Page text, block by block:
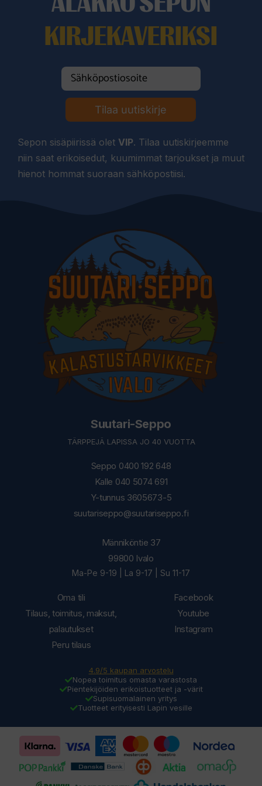
KIRJEKAVERIKSI
Tilaa uutiskirje
Sepon sisäpiirissä olet VIP. Tilaa uutiskirjeemme
niin saat erikoisedut, kuumimmat tarjoukset ja muut
hienot hommat suoraan sähköpostiisi.
Suutari-Seppo
TÄRPPEJÄ LAPISSA JO 40 VUOTTA
Seppo 0400 192 648
Kalle 040 5074 691
Y-tunnus 3605673-5
suutariseppo@suutariseppo.fi
Oma tili
Tilaus, toimitus, maksut,
palautukset
Peru tilaus
Männiköntie 37
99800 Ivalo
Ma-Pe 9-19 | La 9-17 | Su 11-17
Facebook
Youtube
Instagram
4.9/5 kaupan arvostelu
Nopea toimitus omasta varastosta
Pientekijöiden erikoistuotteet ja -värit
Supisuomalainen yritys
Tuotteet erityisesti Lapin vesille